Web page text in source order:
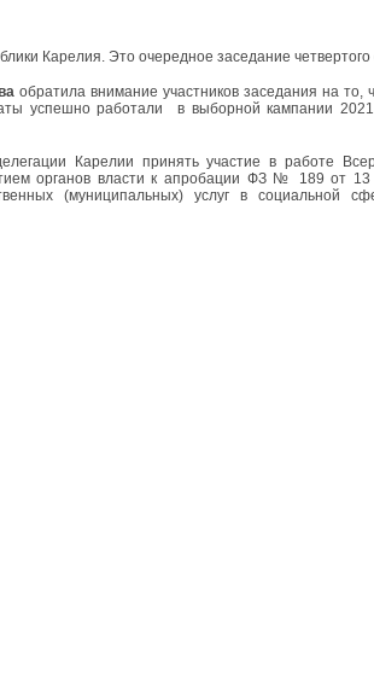
Карелия. Это очередное заседание четвертого
обратила внимание участников заседания на то,
успешно работали в выборной кампании
Карелии принять участие в работе
органов власти к апробации ФЗ № 189 от
(муниципальных) услуг в социальной